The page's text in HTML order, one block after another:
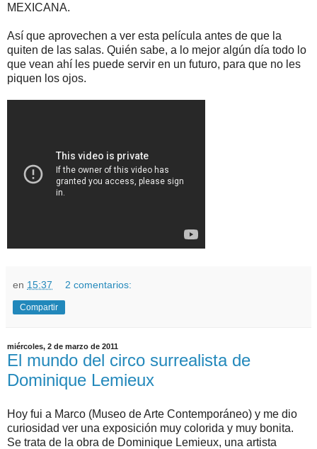
MEXICANA.
Así que aprovechen a ver esta película antes de que la
quiten de las salas. Quién sabe, a lo mejor algún día todo lo
que vean ahí les puede servir en un futuro, para que no les
piquen los ojos.
en 15:37 2 comentarios:
Compartir
miércoles, 2 de marzo de 2011
El mundo del circo surrealista de
Dominique Lemieux
Hoy fui a Marco (Museo de Arte Contemporáneo) y me dio
curiosidad ver una exposición muy colorida y muy bonita.
Se trata de la obra de Dominique Lemieux, una artista